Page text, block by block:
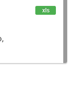
xls